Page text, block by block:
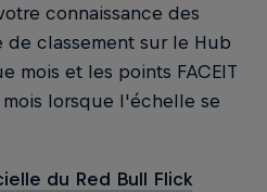
connaissance des
de classement sur le Hub
mois et les points FACEIT
lorsque l'échelle se
du Red Bull Flick